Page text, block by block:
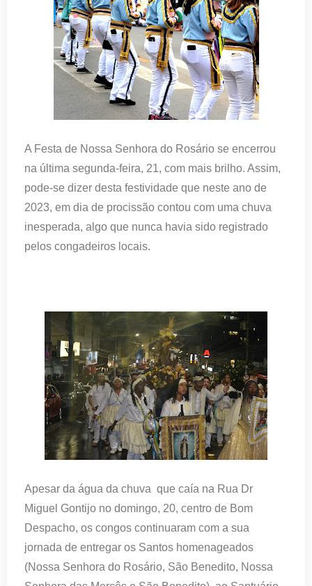
A Festa de Nossa Senhora do Rosário se encerrou
na última segunda-feira, 21, com mais brilho. Assim,
pode-se dizer desta festividade que neste ano de
2023, em dia de procissão contou com uma chuva
inesperada, algo que nunca havia sido registrado
pelos congadeiros locais.
Apesar da água da chuva que caía na Rua Dr
Miguel Gontijo no domingo, 20, centro de Bom
Despacho, os congos continuaram com a sua
jornada de entregar os Santos homenageados
(Nossa Senhora do Rosário, São Benedito, Nossa